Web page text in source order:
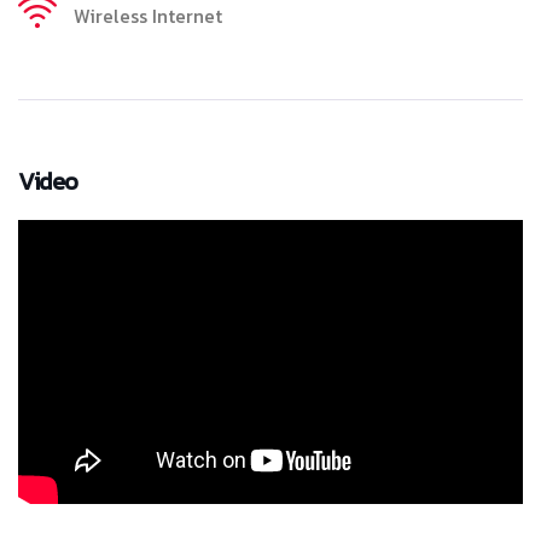
Wireless Internet
Video